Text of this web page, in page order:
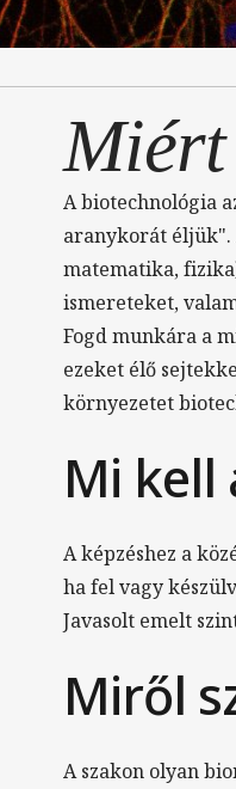
Miért
A biotechnológia
aranykorát éljük".
matematika,
ismereteket,
Fogd munkára a
ezeket élő
környezetet
Mi kell
A képzéshez a
ha fel vagy
Javasolt emelt
Miről
A szakon olyan